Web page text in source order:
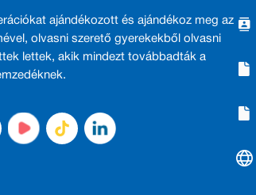
ajándékozott és ajándékoz meg az
olvasni szerető gyerekekből olvasni
lettek, akik mindezt továbbadták a